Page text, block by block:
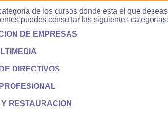
de los cursos donde esta el que
puedes consultar las siguientes categorias:
DE EMPRESAS
DIRECTIVOS
RESTAURACION